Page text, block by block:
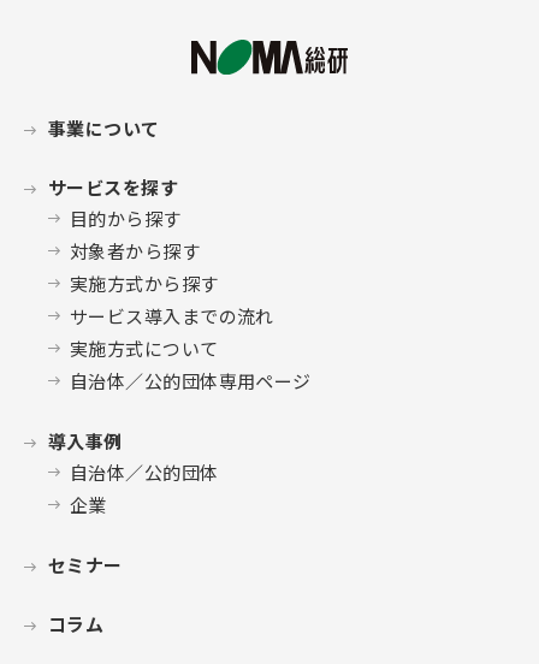
事業について
サービスを探す
目的から探す
対象者から探す
実施方式から探す
サービス導入までの流れ
実施方式について
自治体／公的団体専用ページ
導入事例
自治体／公的団体
企業
セミナー
コラム